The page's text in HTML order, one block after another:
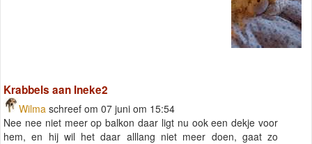
Krabbels aan Ineke2
Wilma schreef om 07 juni om 15:54
Nee nee niet meer op balkon daar ligt nu ook een dekje voor
hem, en hij wil het daar alllang niet meer doen, gaat zo